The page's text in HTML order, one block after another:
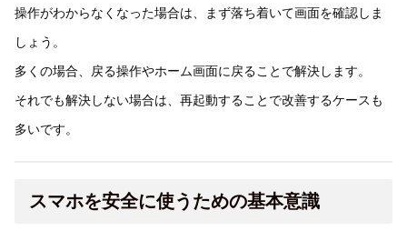
操作がわからなくなった場合は、まず落ち着いて画面を確認しま
しょう。
多くの場合、戻る操作やホーム画面に戻ることで解決します。
それでも解決しない場合は、再起動することで改善するケースも
多いです。
スマホを安全に使うための基本意識